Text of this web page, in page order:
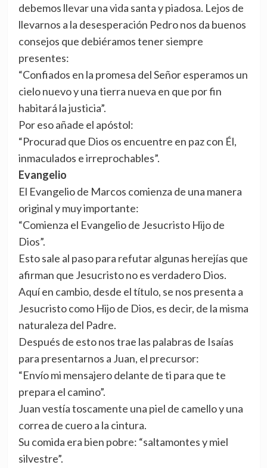
debemos llevar una vida santa y piadosa. Lejos de
llevarnos a la desesperación Pedro nos da buenos
consejos que debiéramos tener siempre
presentes:
“Confiados en la promesa del Señor esperamos un
cielo nuevo y una tierra nueva en que por fin
habitará la justicia”.
Por eso añade el apóstol:
“Procurad que Dios os encuentre en paz con Él,
inmaculados e irreprochables”.
Evangelio
El Evangelio de Marcos comienza de una manera
original y muy importante:
“Comienza el Evangelio de Jesucristo Hijo de
Dios”.
Esto sale al paso para refutar algunas herejías que
afirman que Jesucristo no es verdadero Dios.
Aquí en cambio, desde el título, se nos presenta a
Jesucristo como Hijo de Dios, es decir, de la misma
naturaleza del Padre.
Después de esto nos trae las palabras de Isaías
para presentarnos a Juan, el precursor:
“Envío mi mensajero delante de ti para que te
prepara el camino”.
Juan vestía toscamente una piel de camello y una
correa de cuero a la cintura.
Su comida era bien pobre: “saltamontes y miel
silvestre”.